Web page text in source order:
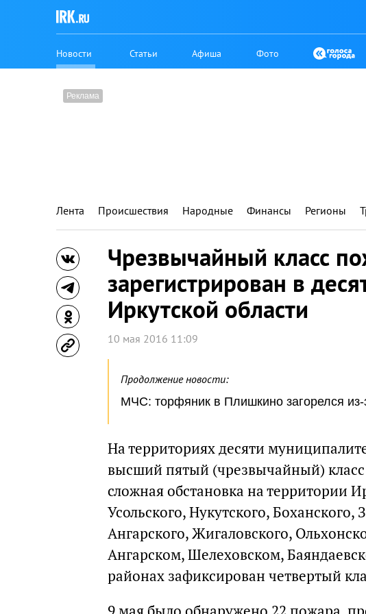
Новости Статьи Афиша Фото
Лента Происшествия Народные Финансы Регионы
Чрезвычайный класс
зарегистрирован в
Иркутской области
10 мая 2016 11:09
Продолжение новости:
МЧС: торфяник в Плишкино загорелся
На территориях десяти
высший пятый (чрезвычайный)
сложная обстановка на территории
Усольского, Нукутского,
Ангарского, Жигаловского,
Ангарском, Шелеховском,
районах зафиксирован четвертый